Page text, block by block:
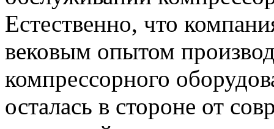
Естественно, что
вековым опытом
компрессорного
осталась в стороне от